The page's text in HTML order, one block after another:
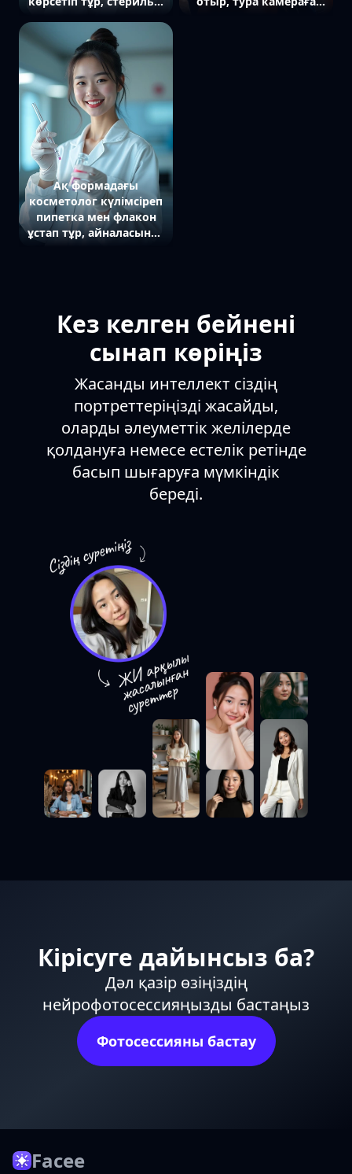
қарап тұр.
Ақ формадағы
косметолог күлімсіреп
пипетка мен флакон
ұстап тұр, айналасында
Кез келген бейнені
сынап көріңіз
Жасанды интеллект сіздің
портреттеріңізді жасайды,
оларды әлеуметтік желілерде
қолдануға немесе естелік ретінде
басып шығаруға мүмкіндік
береді.
Кірісуге дайынсыз ба?
Дәл қазір өзіңіздің
нейрофотосессияңызды бастаңыз
Фотосессияны бастау
Facee